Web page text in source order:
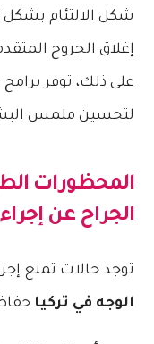
شكل الالتئام بشكل
إغلاق الجروح
على ذلك، توفر
لتحسين ملمس
المحظورات
الجراح عن
توجد حالات تمنع
الوجه في تركيا